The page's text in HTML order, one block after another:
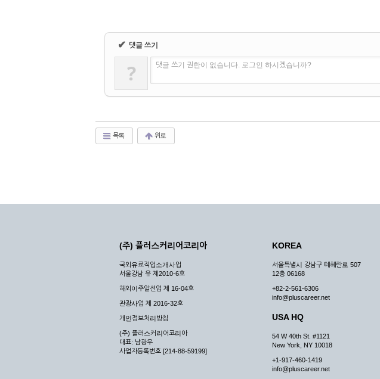
✔ 댓글 쓰기
? 댓글 쓰기 권한이 없습니다. 로그인 하시겠습니까?
목록 위로
(주) 플러스커리어코리아
국외유료직업소개사업
서울강남 유 제2010-6호
해외이주알선업 제 16-04호
관광사업 제 2016-32호
개인정보처리방침
(주) 플러스커리어코리아
대표: 남광우
사업자등록번호 [214-88-59199]
KOREA
서울특별시 강남구 테헤란로 507
12층 06168
+82-2-561-6306
info@pluscareer.net
USA HQ
54 W 40th St. #1121
New York, NY 10018
+1-917-460-1419
info@pluscareer.net